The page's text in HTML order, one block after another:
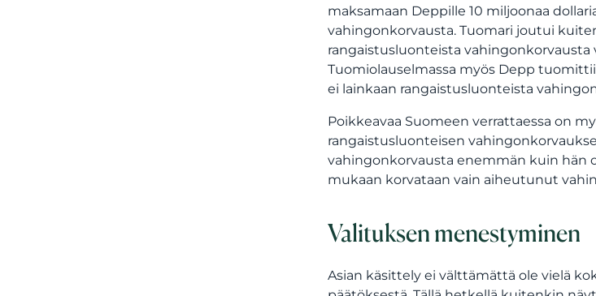
maksamaan Deppille 10 miljoonaa
vahingonkorvausta. Tuomari joutui
rangaistusluonteista
Tuomiolauselmassa myös Depp
ei lainkaan rangaistusluonteista
Poikkeavaa Suomeen verrattaessa on
rangaistusluonteisen
vahingonkorvausta enemmän kuin hän
mukaan korvataan vain aiheutunut
Valituksen menestyminen
Asian käsittely ei välttämättä ole vielä